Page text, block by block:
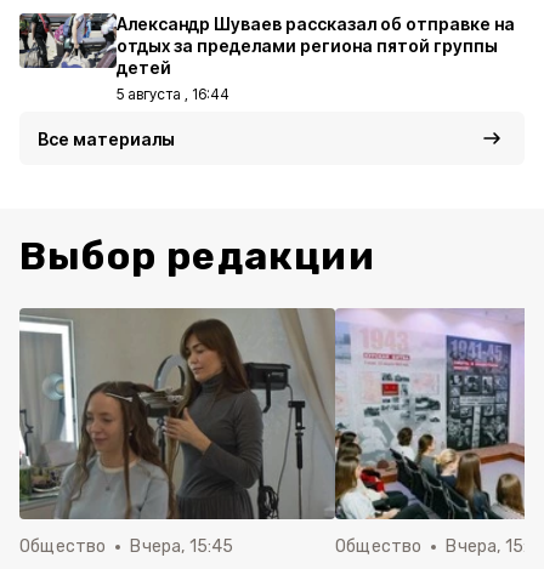
Александр Шуваев рассказал об отправке на
отдых за пределами региона пятой группы
детей
5 августа , 16:44
Все материалы
Выбор редакции
Общество Вчера, 15:45 Общество Вчера,